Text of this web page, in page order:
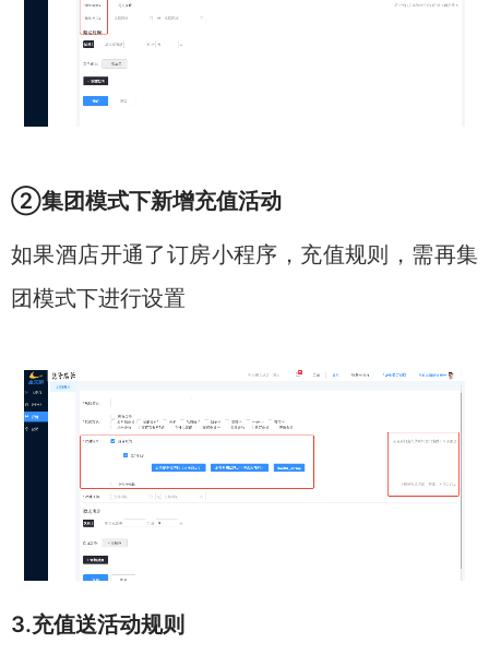
②集团模式下新增充值活动
如果酒店开通了订房小程序，充值规则，需再集
团模式下进行设置
3.充值送活动规则